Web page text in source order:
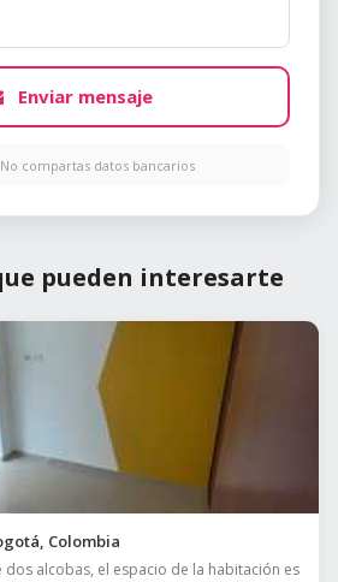
Enviar mensaje
compartas datos bancarios
pueden interesarte
Colombia
alcobas, el espacio de la habitación es